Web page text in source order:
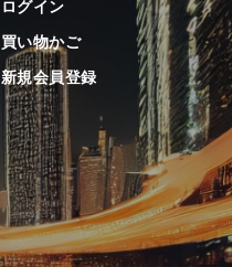
ログイン
買い物かご
新規会員登録